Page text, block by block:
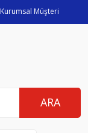
Müşteri
ARA